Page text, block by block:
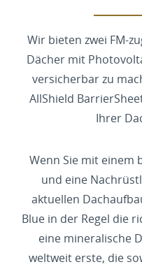
Wir bieten zwei FM-
Dächer mit
versicherbar zu
AllShield
Ihrer
Wenn Sie mit einem
und eine
aktuellen
Blue in der Regel die
eine mineralische
weltweit erste, die